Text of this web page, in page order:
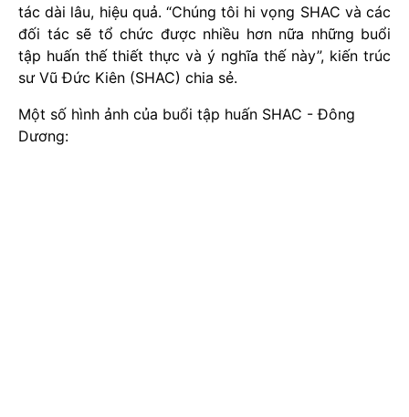
tác dài lâu, hiệu quả. “Chúng tôi hi vọng SHAC và các
đối tác sẽ tổ chức được nhiều hơn nữa những buổi
tập huấn thế thiết thực và ý nghĩa thế này”, kiến trúc
sư Vũ Đức Kiên (SHAC) chia sẻ.
Một số hình ảnh của buổi tập huấn SHAC - Đông
Dương: